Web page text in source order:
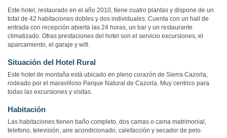
Este hotel, restaurado en el año 2010, tiene cuatro plantas y dispone de un
total de 42 habitaciones dobles y dos individuales. Cuenta con un hall de
entrada con recepción abierta las 24 horas, un bar y un restaurante
climatizado. Otras prestaciones del hotel son el servicio excursiones, el
aparcamiento, el garaje y wifi.
Situación del Hotel Rural
Este hotel de montaña está ubicado en pleno corazón de Sierra Cazorla,
rodeado por el maravilloso Parque Natural de Cazorla. Muy centrico para
todas las excursiones y visitas.
Habitación
Las habitaciones tienen baño completo, dos camas o cama matrimonial,
telefono, televisión, aire acondicionado, calefacción y secador de pelo.